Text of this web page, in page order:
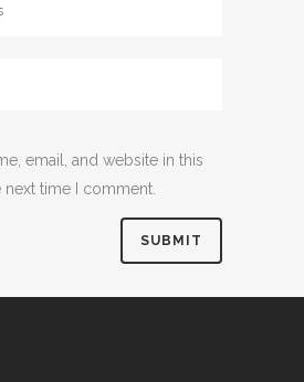
email, and website in this
time I comment.